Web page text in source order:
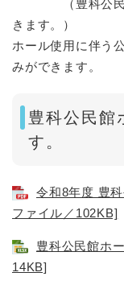
（豊科公民館
きます。）
ホール使用に伴う
みができます。
豊科公民館
す。
令和8年度 豊
ファイル／102KB]
豊科公民館ホ
14KB]